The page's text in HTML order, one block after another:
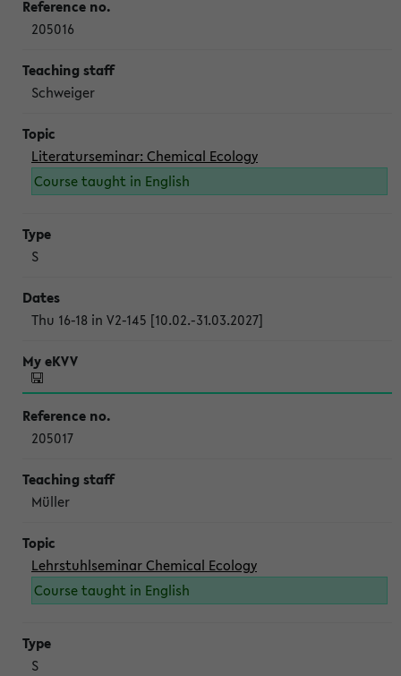
205016
Schweiger
Literaturseminar: Chemical Ecology
Course taught in English
S
Thu 16-18 in V2-145 [10.02.-31.03.2027]
205017
Müller
Lehrstuhlseminar Chemical Ecology
Course taught in English
S